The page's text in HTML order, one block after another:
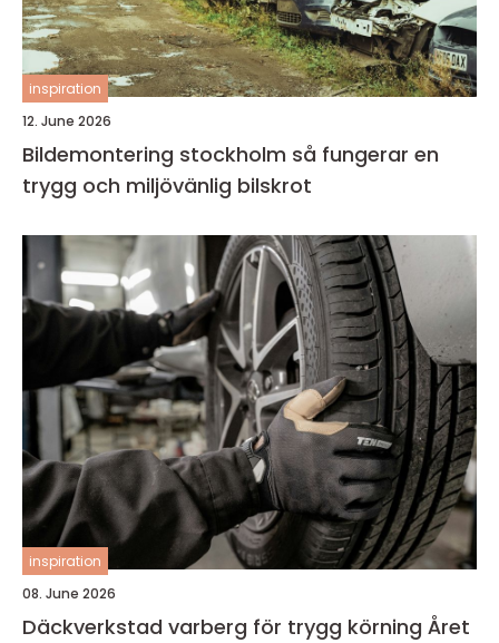
inspiration
12. June 2026
Bildemontering stockholm så fungerar en
trygg och miljövänlig bilskrot
inspiration
08. June 2026
Däckverkstad varberg för trygg körning Året